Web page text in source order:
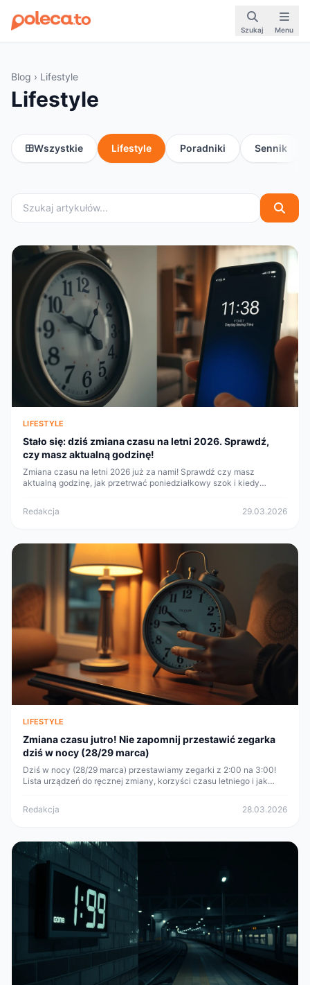
Szukaj Menu
Blog › Lifestyle
Lifestyle
Wszystkie Lifestyle Poradniki Sennik
LIFESTYLE
Stało się: dziś zmiana czasu na letni 2026. Sprawdź,
czy masz aktualną godzinę!
Zmiana czasu na letni 2026 już za nami! Sprawdź czy masz
aktualną godzinę, jak przetrwać poniedziałkowy szok i kiedy
Redakcja
29.03.2026
LIFESTYLE
Zmiana czasu jutro! Nie zapomnij przestawić zegarka
dziś w nocy (28/29 marca)
Dziś w nocy (28/29 marca) przestawiamy zegarki z 2:00 na 3:00!
Lista urządzeń do ręcznej zmiany, korzyści czasu letniego i jak
Redakcja
28.03.2026